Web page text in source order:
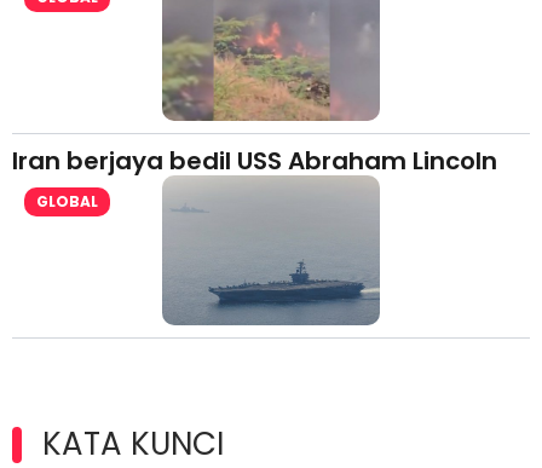
Iran berjaya bedil USS Abraham Lincoln
GLOBAL
KATA KUNCI